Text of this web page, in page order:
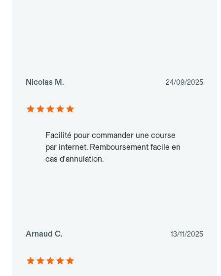
Nicolas M. 24/09/2025
Facilité pour commander une course
par internet. Remboursement facile en
cas d'annulation.
Arnaud C. 13/11/2025